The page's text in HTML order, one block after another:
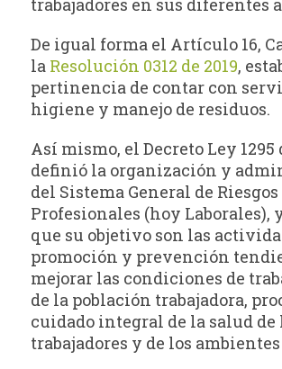
De igual forma el Artículo 16,
la Resolución 0312 de 2019,
pertinencia de contar con
higiene y manejo de residuos.
Así mismo, el Decreto Ley 1295
definió la organización y
del Sistema General de Riesgos
Profesionales (hoy Laborales),
que su objetivo son las
promoción y prevención
mejorar las condiciones de
de la población trabajadora,
cuidado integral de la salud de
trabajadores y de los